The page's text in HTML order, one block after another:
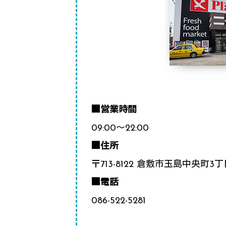
■営業時間
09:00～22:00
■住所
〒713-8122 倉敷市玉島中央町3丁
■電話
086-522-5281